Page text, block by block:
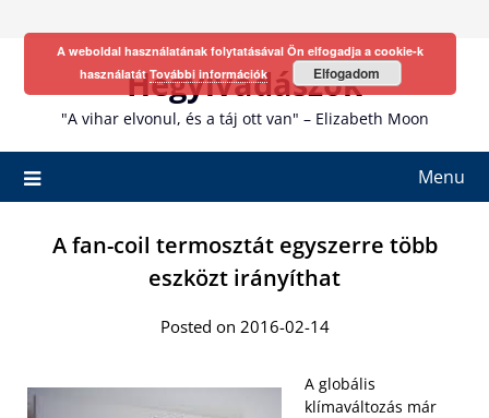
Hegyivadászok
"A vihar elvonul, és a táj ott van" – Elizabeth Moon
Menu
A fan-coil termosztát egyszerre több
eszközt irányíthat
Posted on 2016-02-14
A globális
klímaváltozás már
A weboldal használatának folytatásával Ön elfogadja a cookie-k
használatátTovábbi információk Elfogadom